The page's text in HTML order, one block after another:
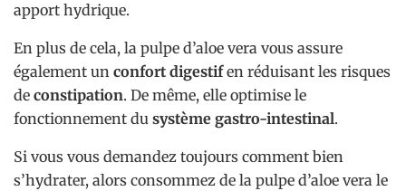
apport hydrique.
En plus de cela, la pulpe d’aloe vera vous assure
également un confort digestifen réduisant les risques
de constipation. De même, elle optimise le
fonctionnement du système gastro-intestinal.
Si vous vous demandez toujours comment bien
s’hydrater, alors consommez de la pulpe d’aloe vera le